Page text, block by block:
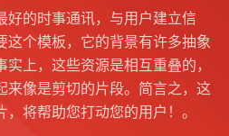
好的时事通讯，与用户建立信
这个模板，它的背景有许多抽象
上，这些资源是相互重叠的，
来像是剪切的片段。简言之，这
将帮助您打动您的用户！。